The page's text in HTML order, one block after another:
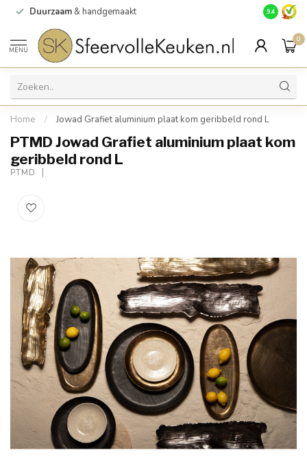
Duurzaam & handgemaakt Gratis
9.4
MENU
0
Home / Jowad Grafiet aluminium plaat kom geribbeld rond L
PTMD Jowad Grafiet aluminium plaat kom
geribbeld rond L
PTMD